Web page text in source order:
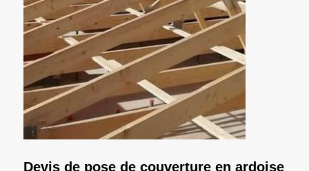
Devis de pose de couverture en ardoise